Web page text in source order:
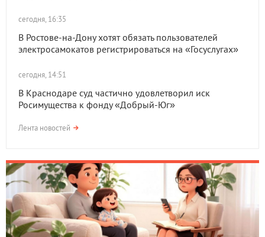
сегодня, 16:35
В Ростове-на-Дону хотят обязать пользователей
электросамокатов регистрироваться на «Госуслугах»
сегодня, 14:51
В Краснодаре суд частично удовлетворил иск
Росимущества к фонду «Добрый-Юг»
Лента новостей